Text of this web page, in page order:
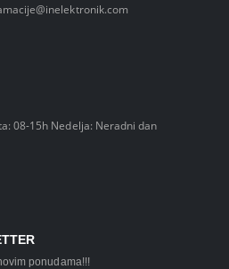
08-15h Nedelja: Neradni dan
ponudama!!!